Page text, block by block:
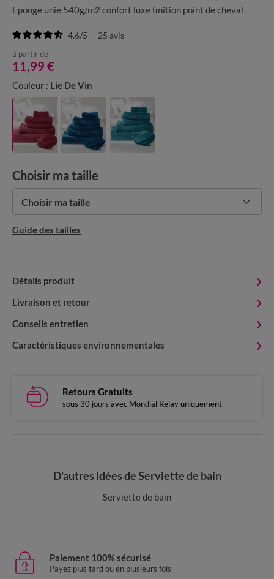
Eponge unie 540g/m2 confort luxe finition point de cheval
4.6/5 - 25 avis
à partir de
11,99 €
Couleur : Lie De Vin
Choisir ma taille
Choisir ma taille
Guide des tailles
Détails produit
Livraison et retour
Conseils entretien
Caractéristiques environnementales
Retours Gratuits
sous 30 jours avec Mondial Relay uniquement
D'autres idées de Serviette de bain
Serviette de bain
Paiement 100% sécurisé
Payez plus tard ou en plusieurs fois